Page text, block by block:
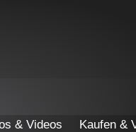
& Videos
Kaufen &